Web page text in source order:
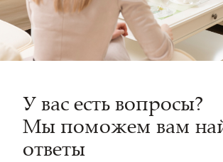
У вас есть вопросы?
Мы поможем вам
ответы